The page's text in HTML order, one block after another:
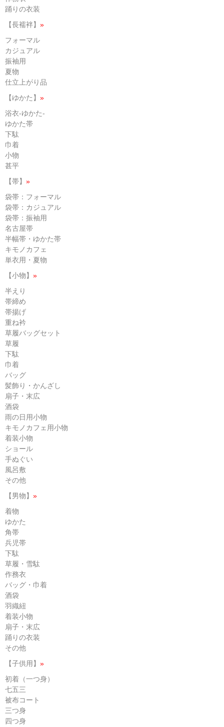
踊りの衣装
【長襦袢】 »
フォーマル
カジュアル
振袖用
夏物
仕立上がり品
【ゆかた】 »
浴衣-ゆかた-
ゆかた帯
下駄
巾着
小物
甚平
【帯】 »
袋帯：フォーマル
袋帯：カジュアル
袋帯：振袖用
名古屋帯
半幅帯・ゆかた帯
キモノカフェ
単衣用・夏物
【小物】 »
半えり
帯締め
帯揚げ
重ね衿
草履バッグセット
草履
下駄
巾着
バッグ
髪飾り・かんざし
扇子・末広
酒袋
雨の日用小物
キモノカフェ用小物
着装小物
ショール
手ぬぐい
風呂敷
その他
【男物】 »
着物
ゆかた
角帯
兵児帯
下駄
草履・雪駄
作務衣
バッグ・巾着
酒袋
羽織紐
着装小物
扇子・末広
踊りの衣装
その他
【子供用】 »
初着（一つ身）
七五三
被布コート
三つ身
四つ身